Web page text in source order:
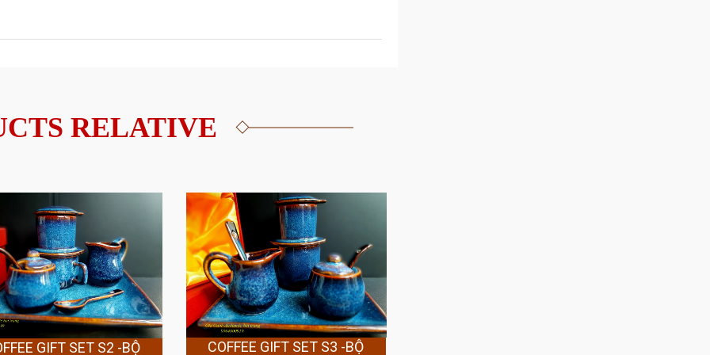
RELATIVE
GIFT SET S2 -BỘ COFFEE GIFT SET S3 -BỘ